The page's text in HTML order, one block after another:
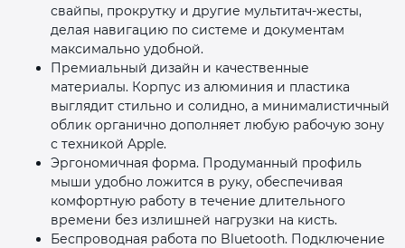
свайпы, прокрутку и другие мультитач‑жесты,
делая навигацию по системе и документам
максимально удобной.
Премиальный дизайн и качественные
материалы. Корпус из алюминия и пластика
выглядит стильно и солидно, а минималистичный
облик органично дополняет любую рабочую зону
с техникой Apple.
Эргономичная форма. Продуманный профиль
мыши удобно ложится в руку, обеспечивая
комфортную работу в течение длительного
времени без излишней нагрузки на кисть.
Беспроводная работа по Bluetooth. Подключение